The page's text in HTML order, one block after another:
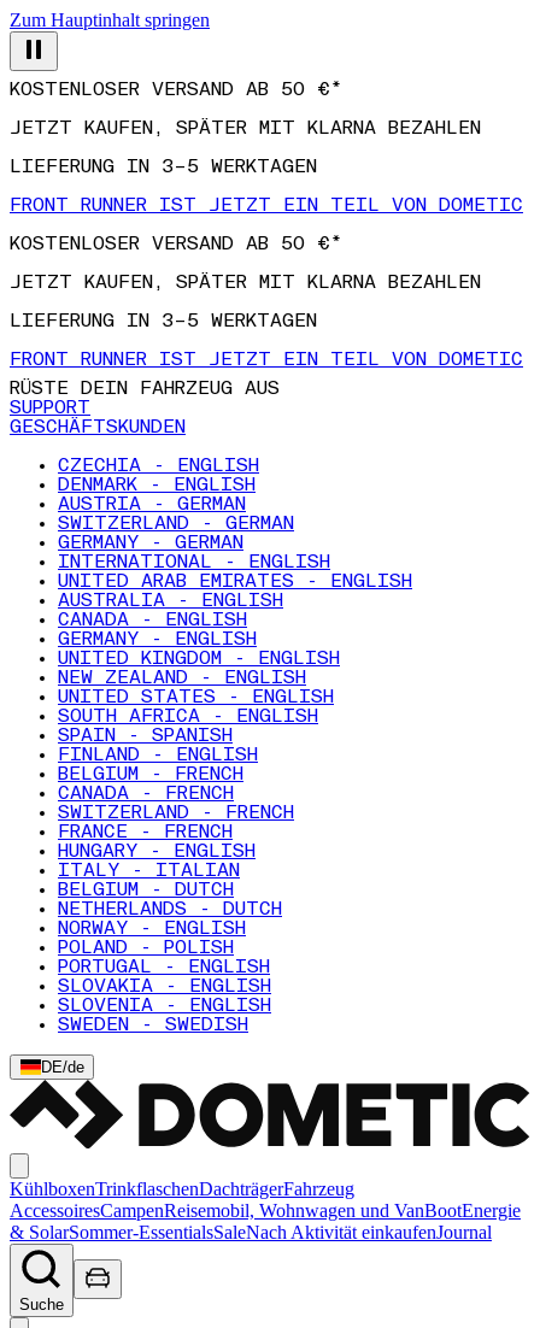
Zum Hauptinhalt springen
JETZT KAUFEN, SPÄTER MIT KLARNA BEZAHLEN
LIEFERUNG IN 3–5 WERKTAGEN
FRONT RUNNER IST JETZT EIN TEIL VON DOMETIC
KOSTENLOSER VERSAND AB 50 €*
JETZT KAUFEN, SPÄTER MIT KLARNA BEZAHLEN
LIEFERUNG IN 3–5 WERKTAGEN
FRONT RUNNER IST JETZT EIN TEIL VON DOMETIC
RÜSTE DEIN FAHRZEUG AUS
SUPPORT
GESCHÄFTSKUNDEN
CZECHIA - ENGLISH
DENMARK - ENGLISH
AUSTRIA - GERMAN
SWITZERLAND - GERMAN
GERMANY - GERMAN
INTERNATIONAL - ENGLISH
UNITED ARAB EMIRATES - ENGLISH
AUSTRALIA - ENGLISH
CANADA - ENGLISH
GERMANY - ENGLISH
UNITED KINGDOM - ENGLISH
NEW ZEALAND - ENGLISH
UNITED STATES - ENGLISH
SOUTH AFRICA - ENGLISH
SPAIN - SPANISH
FINLAND - ENGLISH
BELGIUM - FRENCH
CANADA - FRENCH
SWITZERLAND - FRENCH
FRANCE - FRENCH
HUNGARY - ENGLISH
ITALY - ITALIAN
BELGIUM - DUTCH
NETHERLANDS - DUTCH
NORWAY - ENGLISH
POLAND - POLISH
PORTUGAL - ENGLISH
SLOVAKIA - ENGLISH
SLOVENIA - ENGLISH
SWEDEN - SWEDISH
DE/de
KühlboxenTrinkflaschenDachträgerFahrzeug
AccessoiresCampenReisemobil, Wohnwagen und VanBootEnergie
& SolarSommer-EssentialsSaleNach Aktivität einkaufenJournal
Suche